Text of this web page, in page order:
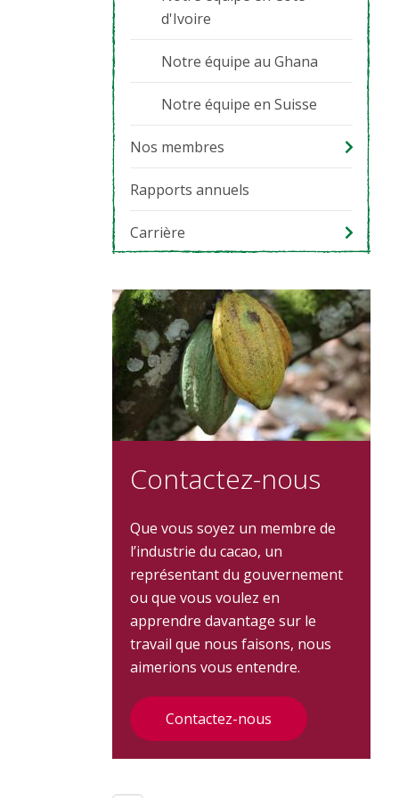
d'Ivoire
Notre équipe au Ghana
Notre équipe en Suisse
Nos membres
Rapports annuels
Carrière
Contactez-nous
Que vous soyez un membre de
l’industrie du cacao, un
représentant du gouvernement
ou que vous voulez en
apprendre davantage sur le
travail que nous faisons, nous
aimerions vous entendre.
Contactez-nous